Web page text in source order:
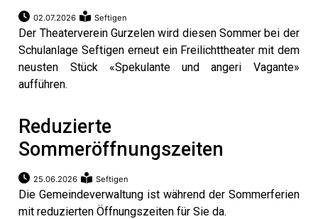
02.07.2026 Seftigen
Der Theaterverein Gurzelen wird diesen Sommer bei der
Schulanlage Seftigen erneut ein Freilichttheater mit dem
neusten Stück «Spekulante und angeri Vagante»
aufführen.
Reduzierte
Sommeröffnungszeiten
25.06.2026 Seftigen
Die Gemeindeverwaltung ist während der Sommerferien
mit reduzierten Öffnungszeiten für Sie da.